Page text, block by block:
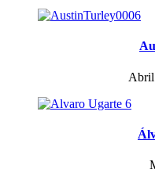
Abril